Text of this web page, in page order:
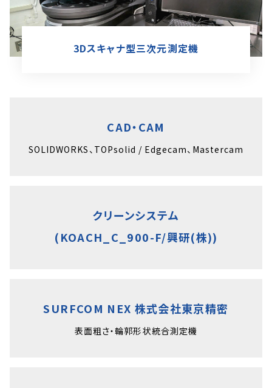
3Dスキャナ型三次元測定機
CAD・CAM
SOLIDWORKS、TOPsolid / Edgecam、Mastercam
クリーンシステム
(KOACH_C_900-F/興研(株))
SURFCOM NEX 株式会社東京精密
表面粗さ・輪郭形状統合測定機